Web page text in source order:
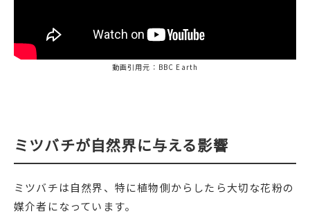
動画引用元：BBC Earth
ミツバチが自然界に与える影響
ミツバチは自然界、特に植物側からしたら大切な花粉の
媒介者になっています。